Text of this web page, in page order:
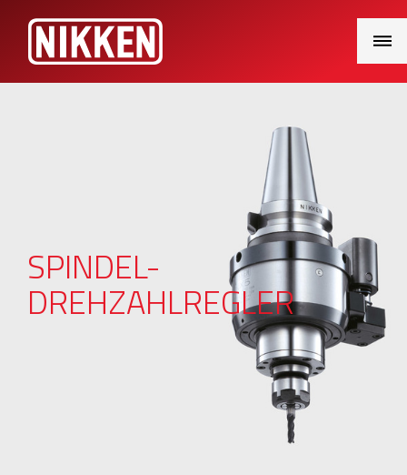
Menu
SPINDEL-
DREHZAHLREGLER